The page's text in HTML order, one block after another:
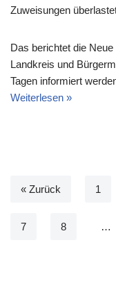
Zuweisungen
Das berichtet die
Landkreis und
Tagen informiert
Weiterlesen »
« Zurück 1
7 8 …